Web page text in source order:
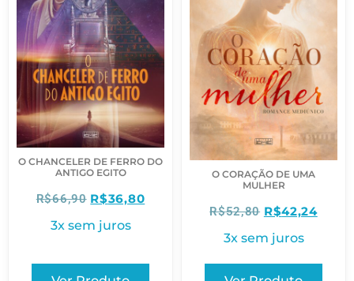
O CHANCELER DE FERRO DO
ANTIGO EGITO
R$66,90 R$36,80
3x sem juros
O CORAÇÃO DE UMA
MULHER
R$52,80 R$42,24
3x sem juros